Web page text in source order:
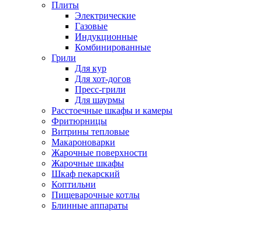
Плиты
Электрические
Газовые
Индукционные
Комбинированные
Грили
Для кур
Для хот-догов
Пресс-грили
Для шаурмы
Расстоечные шкафы и камеры
Фритюрницы
Витрины тепловые
Макароноварки
Жарочные поверхности
Жарочные шкафы
Шкаф пекарский
Коптильни
Пищеварочные котлы
Блинные аппараты